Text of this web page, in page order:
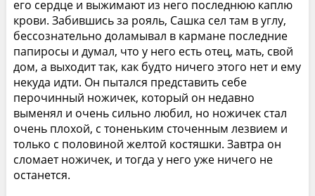
его сердце и выжимают из него последнюю каплю
крови. Забившись за рояль, Сашка сел там в углу,
бессознательно доламывал в кармане последние
папиросы и думал, что у него есть отец, мать, свой
дом, а выходит так, как будто ничего этого нет и ему
некуда идти. Он пытался представить себе
перочинный ножичек, который он недавно
выменял и очень сильно любил, но ножичек стал
очень плохой, с тоненьким сточенным лезвием и
только с половиной желтой костяшки. Завтра он
сломает ножичек, и тогда у него уже ничего не
останется.